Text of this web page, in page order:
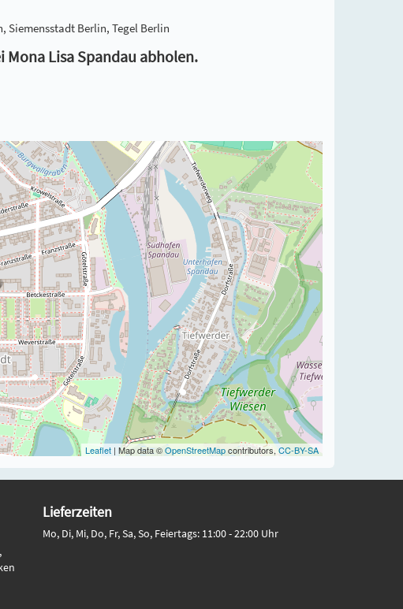
Berlin, Tegel Berlin
Lisa Spandau abholen.
Leaflet | Map data ©OpenStreetMapcontributors, CC-BY-SA
Lieferzeiten
Mo, Di, Mi, Do, Fr, Sa, So, Feiertags: 11:00 - 22:00 Uhr